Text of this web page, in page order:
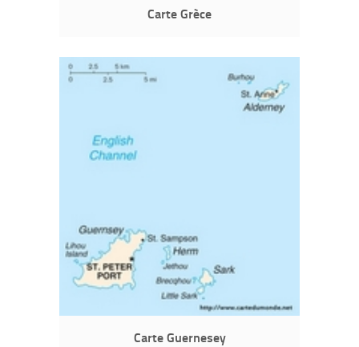
Carte Grèce
Carte Guernesey